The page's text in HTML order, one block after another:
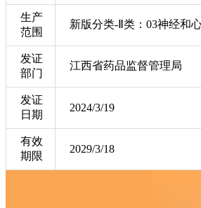
生产
范围
新版分类-Ⅱ类：03神经和
发证
部门
江西省药品监督管理局
发证
日期
2024/3/19
有效
期限
2029/3/18